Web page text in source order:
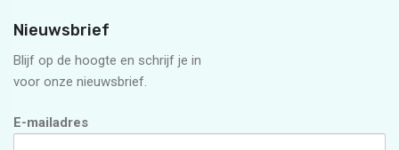
Nieuwsbrief
Blijf op de hoogte en schrijf je in
voor onze nieuwsbrief.
E-mailadres